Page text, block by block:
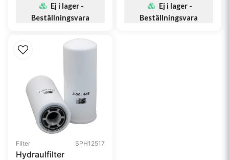
Ej i lager -
Beställningsvara
Ej i lager -
Beställningsvara
Filter SPH12517
Hydraulfilter